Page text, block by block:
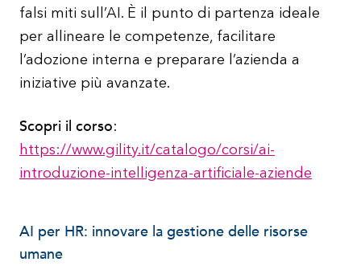
falsi miti sull’AI. È il punto di partenza ideale
per allineare le competenze, facilitare
l’adozione interna e preparare l’azienda a
iniziative più avanzate.
Scopri il corso:
https://www.gility.it/catalogo/corsi/ai-
introduzione-intelligenza-artificiale-aziende
AI per HR: innovare la gestione delle risorse
umane